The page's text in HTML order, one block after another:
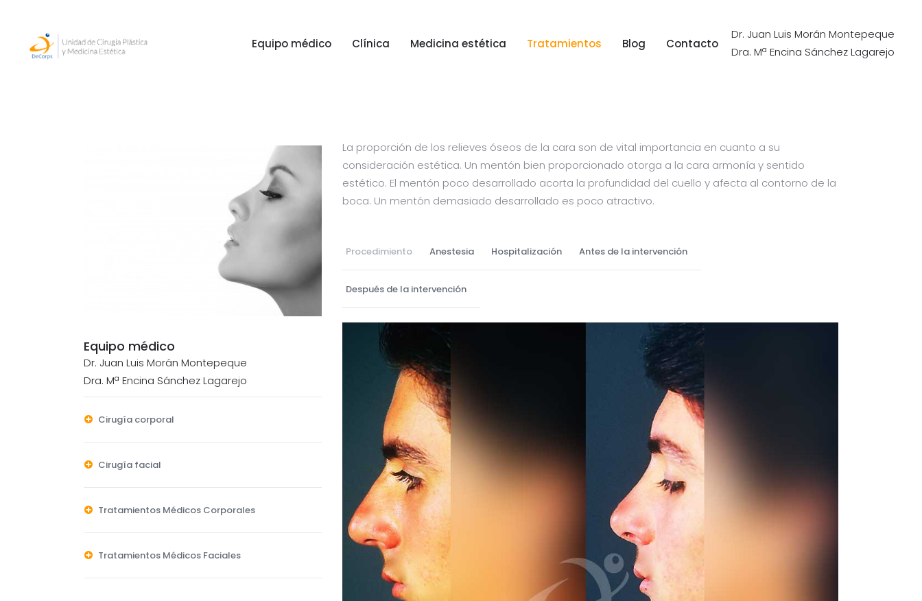
Equipo médico
Clínica
Medicina estética
Tratamientos
Blog
Contacto
Dr. Juan Luis Morán Montepeque
Dra. Mª Encina Sánchez Lagarejo
Equipo médico
Dr. Juan Luis Morán Montepeque
Dra. Mª Encina Sánchez Lagarejo
Cirugía corporal
Cirugía facial
Tratamientos Médicos Corporales
Tratamientos Médicos Faciales
La proporción de los relieves óseos de la cara son de vital importancia en cuanto a su
consideración estética. Un mentón bien proporcionado otorga a la cara armonía y sentido
estético. El mentón poco desarrollado acorta la profundidad del cuello y afecta al contorno de la
boca. Un mentón demasiado desarrollado es poco atractivo.
Procedimiento Anestesia Hospitalización Antes de la intervención
Después de la intervención